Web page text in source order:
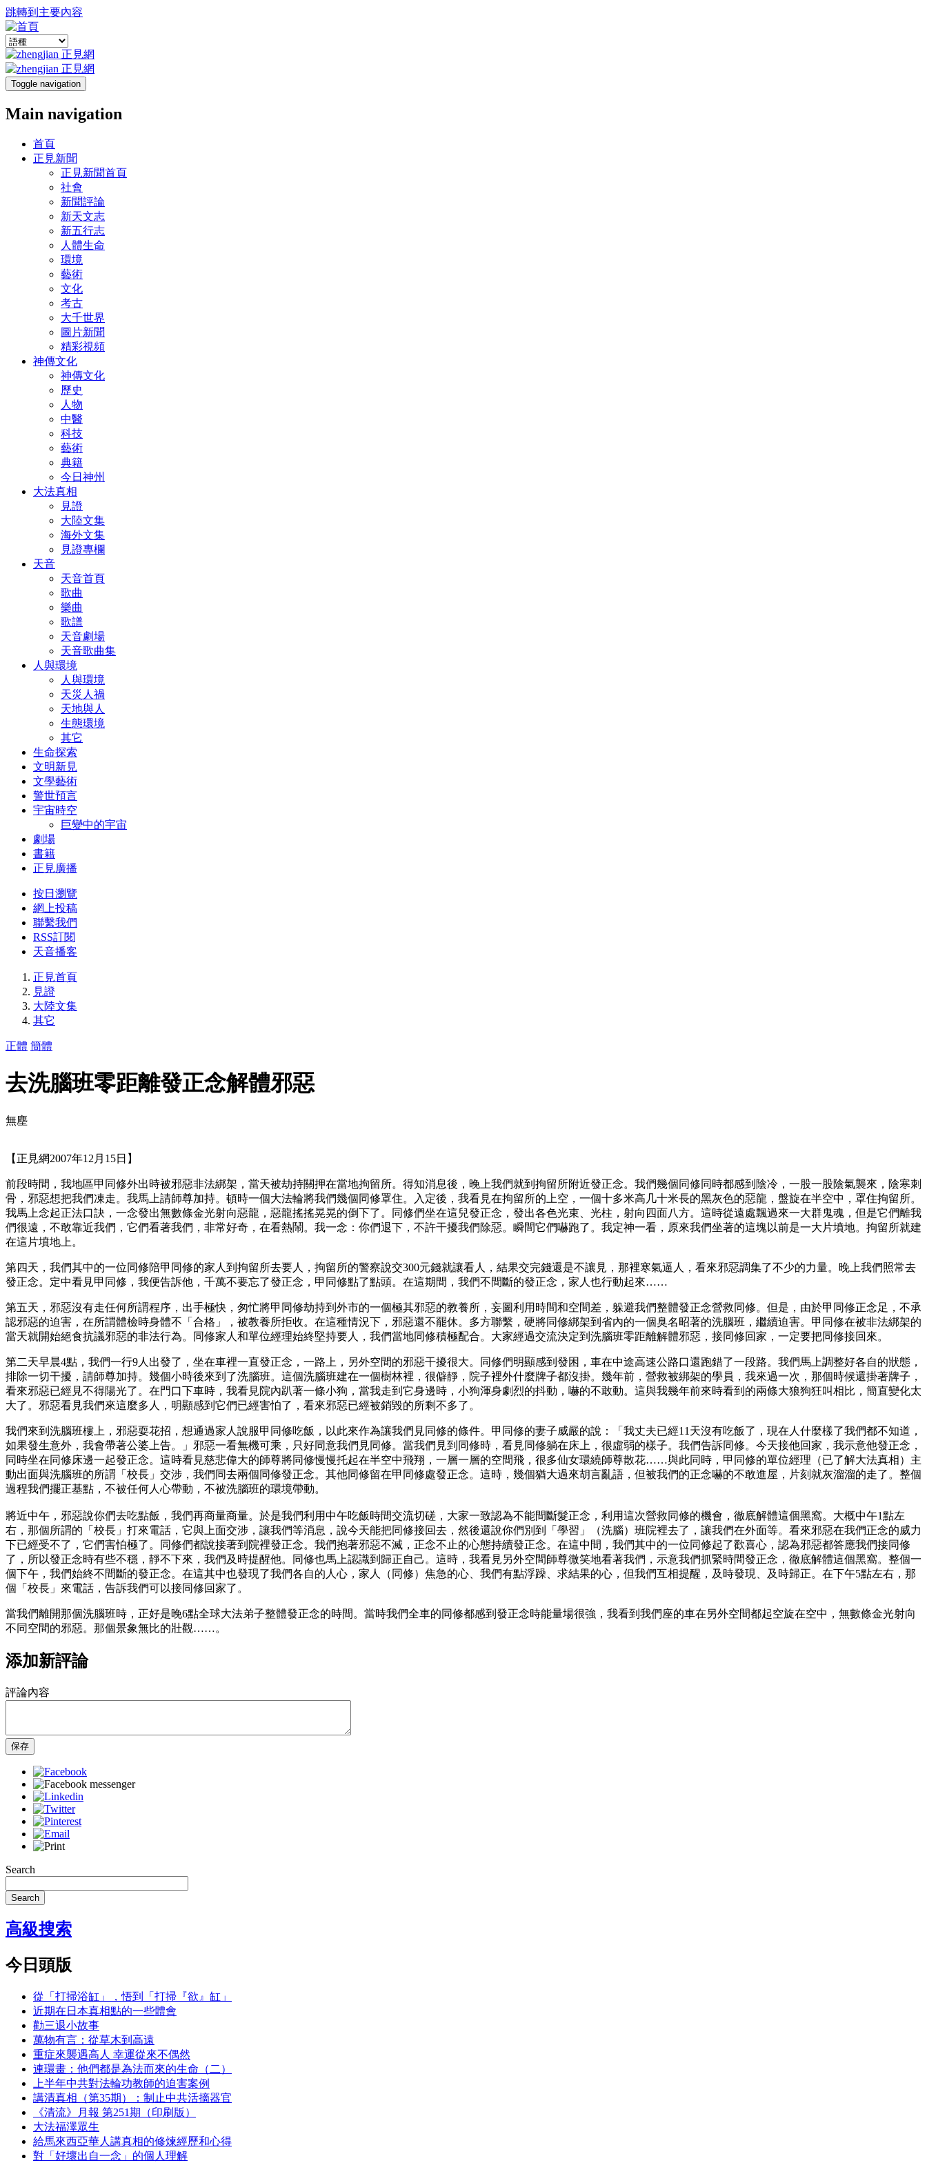
跳轉到主要內容
Toggle navigation
Main navigation
首頁
正見新聞
正見新聞首頁
社會
新聞評論
新天文志
新五行志
人體生命
環境
藝術
文化
考古
大千世界
圖片新聞
精彩視頻
神傳文化
神傳文化
歷史
人物
中醫
科技
藝術
典籍
今日神州
大法真相
見證
大陸文集
海外文集
見證專欄
天音
天音首頁
歌曲
樂曲
歌譜
天音劇場
天音歌曲集
人與環境
人與環境
天災人禍
天地與人
生態環境
其它
生命探索
文明新見
文學藝術
警世預言
宇宙時空
巨變中的宇宙
劇場
書籍
正見廣播
按日瀏覽
網上投稿
聯繫我們
RSS訂閱
天音播客
正見首頁
見證
大陸文集
其它
正體 簡體
去洗腦班零距離發正念解體邪惡
無塵
【正見網2007年12月15日】
前段時間，我地區甲同修外出時被邪惡非法綁架，當天被劫持關押在當地拘留所。得知消息後，晚上我們就到拘留所附近發正念。我們幾個同修同時都感到陰冷，一股一股陰氣襲來，陰寒刺
骨，邪惡想把我們凍走。我馬上請師尊加持。頓時一個大法輪將我們幾個同修罩住。入定後，我看見在拘留所的上空，一個十多米高几十米長的黑灰色的惡龍，盤旋在半空中，罩住拘留所。
我馬上念起正法口訣，一念發出無數條金光射向惡龍，惡龍搖搖晃晃的倒下了。同修們坐在這兒發正念，發出各色光束、光柱，射向四面八方。這時從遠處飄過來一大群鬼魂，但是它們離我
們很遠，不敢靠近我們，它們看著我們，非常好奇，在看熱鬧。我一念：你們退下，不許干擾我們除惡。瞬間它們嚇跑了。我定神一看，原來我們坐著的這塊以前是一大片墳地。拘留所就建
在這片墳地上。
第四天，我們其中的一位同修陪甲同修的家人到拘留所去要人，拘留所的警察說交300元錢就讓看人，結果交完錢還是不讓見，那裡寒氣逼人，看來邪惡調集了不少的力量。晚上我們照常去
發正念。定中看見甲同修，我便告訴他，千萬不要忘了發正念，甲同修點了點頭。在這期間，我們不間斷的發正念，家人也行動起來……
第五天，邪惡沒有走任何所謂程序，出手極快，匆忙將甲同修劫持到外市的一個極其邪惡的教養所，妄圖利用時間和空間差，躲避我們整體發正念營救同修。但是，由於甲同修正念足，不承
認邪惡的迫害，在所謂體檢時身體不「合格」，被教養所拒收。在這種情況下，邪惡還不罷休。多方聯繫，硬將同修綁架到省內的一個臭名昭著的洗腦班，繼續迫害。甲同修在被非法綁架的
當天就開始絕食抗議邪惡的非法行為。同修家人和單位經理始終堅持要人，我們當地同修積極配合。大家經過交流決定到洗腦班零距離解體邪惡，接同修回家，一定要把同修接回來。
第二天早晨4點，我們一行9人出發了，坐在車裡一直發正念，一路上，另外空間的邪惡干擾很大。同修們明顯感到發困，車在中途高速公路口還跑錯了一段路。我們馬上調整好各自的狀態，
排除一切干擾，請師尊加持。幾個小時後來到了洗腦班。這個洗腦班建在一個樹林裡，很僻靜，院子裡外什麼牌子都沒掛。幾年前，營救被綁架的學員，我來過一次，那個時候還掛著牌子，
看來邪惡已經見不得陽光了。在門口下車時，我看見院內趴著一條小狗，當我走到它身邊時，小狗渾身劇烈的抖動，嚇的不敢動。這與我幾年前來時看到的兩條大狼狗狂叫相比，簡直變化太
大了。邪惡看見我們來這麼多人，明顯感到它們已經害怕了，看來邪惡已經被銷毀的所剩不多了。
我們來到洗腦班樓上，邪惡耍花招，想通過家人說服甲同修吃飯，以此來作為讓我們見同修的條件。甲同修的妻子威嚴的說：「我丈夫已經11天沒有吃飯了，現在人什麼樣了我們都不知道，
如果發生意外，我會帶著公婆上告。」邪惡一看無機可乘，只好同意我們見同修。當我們見到同修時，看見同修躺在床上，很虛弱的樣子。我們告訴同修。今天接他回家，我示意他發正念，
同時坐在同修床邊一起發正念。這時看見慈悲偉大的師尊將同修慢慢托起在半空中飛翔，一層一層的空間飛，很多仙女環繞師尊散花……與此同時，甲同修的單位經理（已了解大法真相）主
動出面與洗腦班的所謂「校長」交涉，我們同去兩個同修發正念。其他同修留在甲同修處發正念。這時，幾個猶大過來胡言亂語，但被我們的正念嚇的不敢進屋，片刻就灰溜溜的走了。整個
過程我們擺正基點，不被任何人心帶動，不被洗腦班的環境帶動。
將近中午，邪惡說你們去吃點飯，我們再商量商量。於是我們利用中午吃飯時間交流切磋，大家一致認為不能間斷髮正念，利用這次營救同修的機會，徹底解體這個黑窩。大概中午1點左
右，那個所謂的「校長」打來電話，它與上面交涉，讓我們等消息，說今天能把同修接回去，然後還說你們別到「學習」（洗腦）班院裡去了，讓我們在外面等。看來邪惡在我們正念的威力
下已經受不了，它們害怕極了。同修們都說接著到院裡發正念。我們抱著邪惡不滅，正念不止的心態持續發正念。在這中間，我們其中的一位同修起了歡喜心，認為邪惡都答應我們接同修
了，所以發正念時有些不穩，靜不下來，我們及時提醒他。同修也馬上認識到歸正自己。這時，我看見另外空間師尊微笑地看著我們，示意我們抓緊時間發正念，徹底解體這個黑窩。整個一
個下午，我們始終不間斷的發正念。在這其中也發現了我們各自的人心，家人（同修）焦急的心、我們有點浮躁、求結果的心，但我們互相提醒，及時發現、及時歸正。在下午5點左右，那
個「校長」來電話，告訴我們可以接同修回家了。
當我們離開那個洗腦班時，正好是晚6點全球大法弟子整體發正念的時間。當時我們全車的同修都感到發正念時能量場很強，我看到我們座的車在另外空間都起空旋在空中，無數條金光射向
不同空間的邪惡。那個景象無比的壯觀……。
添加新評論
評論內容
保存
Search
Search
高級搜索
今日頭版
從「打掃浴缸」，悟到「打掃『欲』缸」
近期在日本真相點的一些體會
勸三退小故事
萬物有言：從草木到高遠
重症來襲遇高人 幸運從來不偶然
連環畫：他們都是為法而來的生命（二）
上半年中共對法輪功教師的迫害案例
講清真相（第35期）：制止中共活摘器官
《清流》月報 第251期（印刷版）
大法福澤眾生
給馬來西亞華人講真相的修煉經歷和心得
對「好壞出自一念」的個人理解